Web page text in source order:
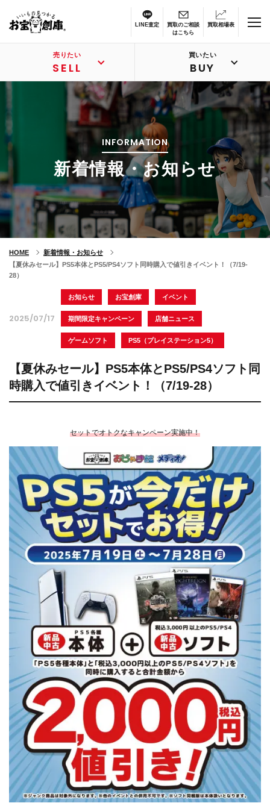
LINE査定
買取のご相談
はこちら
買取相場表
売りたい
SELL
買いたい
BUY
INFORMATION
新着情報・お知らせ
HOME
新着情報・お知らせ
【夏休みセール】PS5本体とPS5/PS4ソフト同時購入で値引きイベント！（7/19-
28）
2025/07/17
お知らせ お宝創庫 イベント
期間限定キャンペーン 店舗ニュース
ゲームソフト PS5（プレイステーション5）
【夏休みセール】PS5本体とPS5/PS4ソフト同
時購入で値引きイベント！（7/19-28）
セットでオトクなキャンペーン実施中！